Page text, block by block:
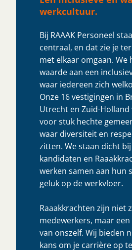
werkcultuur.
Bij RAAAK Personeel
centraal, en dat zie je
met elkaar omgaan. We
waarde aan een
waar iedereen zich
Onze 16 vestigingen in
Utrecht en Zuid-
voor stuk hechte
waar diversiteit en
zitten. We staan dicht
kandidaten en
werken samen aan hun
geluk op de werkvloer.
Raaakkrachten zijn niet
medewerkers, maar
van onszelf. Wij bieden
kans om je carrière op